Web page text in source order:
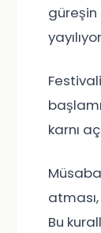
karnı
Bu